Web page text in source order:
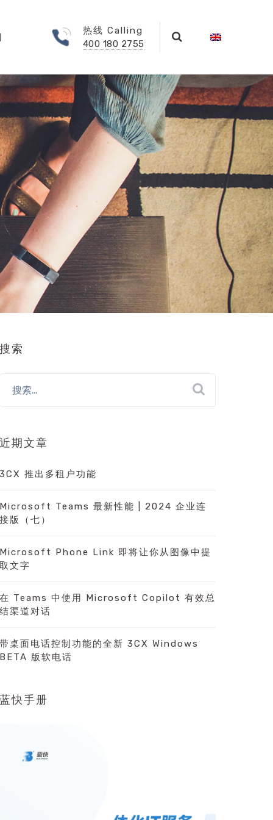
热线 Calling
400 180 2755
索
期文章
推出多租户功能
Teams 最新性能 | 2024 企业连
版（七）
Phone Link 即将让你从图像中提
文字
Teams 中使用 Microsoft Copilot 有效总
渠道对话
桌面电话控制功能的全新 3CX Windows
版软电话
快手册